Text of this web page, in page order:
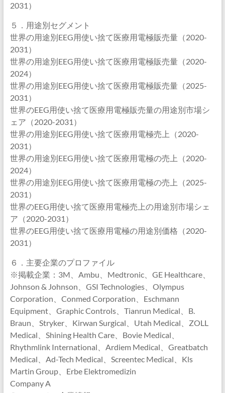
2031）
５．用途別セグメント
世界の用途別EEG用使い捨て医療用電極販売量（2020-
2031）
世界の用途別EEG用使い捨て医療用電極販売量（2020-
2024）
世界の用途別EEG用使い捨て医療用電極販売量（2025-
2031）
世界のEEG用使い捨て医療用電極販売量の用途別市場シ
ェア（2020-2031）
世界の用途別EEG用使い捨て医療用電極売上（2020-
2031）
世界の用途別EEG用使い捨て医療用電極の売上（2020-
2024）
世界の用途別EEG用使い捨て医療用電極の売上（2025-
2031）
世界のEEG用使い捨て医療用電極売上の用途別市場シェ
ア（2020-2031）
世界のEEG用使い捨て医療用電極の用途別価格（2020-
2031）
６．主要企業のプロファイル
※掲載企業：3M、Ambu、Medtronic、GE Healthcare、
Johnson & Johnson、GSI Technologies、Olympus
Corporation、Conmed Corporation、Eschmann
Equipment、Graphic Controls、Tianrun Medical、B.
Braun、Stryker、Kirwan Surgical、Utah Medical、ZOLL
Medical、Shining Health Care、Bovie Medical、
Rhythmlink International、Ardiem Medical、Greatbatch
Medical、Ad-Tech Medical、Screentec Medical、Kls
Martin Group、Erbe Elektromedizin
Company A